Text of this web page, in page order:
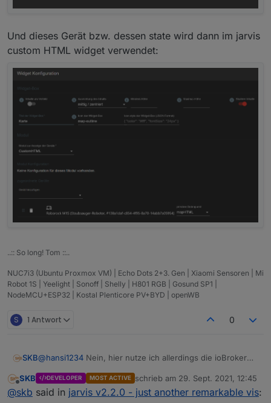
Und dieses Gerät bzw. dessen state wird dann im jarvis
custom HTML widget verwendet:
..:: So long! Tom ::..
NUC7i3 (Ubuntu Proxmox VM) | Echo Dots 2+3. Gen | Xiaomi Sensoren | Mi
Robot 1S | Yeelight | Sonoff | Shelly | H801 RGB | Gosund SP1 |
NodeMCU+ESP32 | Kostal Plenticore PV+BYD | openWB
S 1 Antwort 0
SKB@hansi1234 Nein, hier nutze ich allerdings die ioBroker
Wenn ich die VIS App öffne und offen lasse, dunkelt sich
das Display ab, geht aus und öffnet sich wieder, wenn
Offline
SKB DEVELOPER MOST ACTIVE schrieb am 29. Sept. 2021, 12:45
zuletzt editiert von
@skb said in jarvis v2.2.0 - just another remarkable vis: